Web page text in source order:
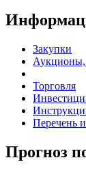
Закупки
Торговля
Перечень
Прогноз